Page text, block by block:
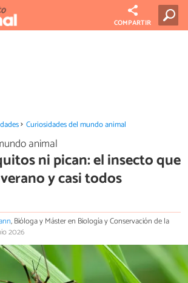
COMPARTIR
Curiosidades del mundo animal
animal
ni pican: el insecto que
y casi todos
, Bióloga y Máster en Biología y Conservación de la
2026